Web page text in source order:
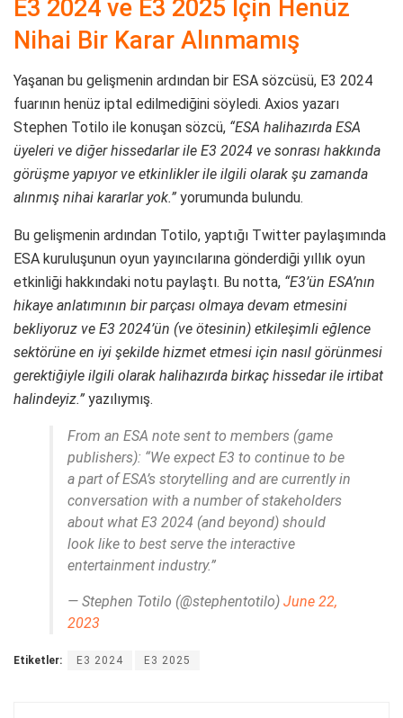
E3 2024 ve E3 2025 İçin Henüz
Nihai Bir Karar Alınmamış
Yaşanan bu gelişmenin ardından bir ESA sözcüsü, E3 2024
fuarının henüz iptal edilmediğini söyledi. Axios yazarı
Stephen Totilo ile konuşan sözcü, “ESA halihazırda ESA
üyeleri ve diğer hissedarlar ile E3 2024 ve sonrası hakkında
görüşme yapıyor ve etkinlikler ile ilgili olarak şu zamanda
alınmış nihai kararlar yok.” yorumunda bulundu.
Bu gelişmenin ardından Totilo, yaptığı Twitter paylaşımında
ESA kuruluşunun oyun yayıncılarına gönderdiği yıllık oyun
etkinliği hakkındaki notu paylaştı. Bu notta, “E3’ün ESA’nın
hikaye anlatımının bir parçası olmaya devam etmesini
bekliyoruz ve E3 2024’ün (ve ötesinin) etkileşimli eğlence
sektörüne en iyi şekilde hizmet etmesi için nasıl görünmesi
gerektiğiyle ilgili olarak halihazırda birkaç hissedar ile irtibat
halindeyiz.” yazılıymış.
From an ESA note sent to members (game
publishers): “We expect E3 to continue to be
a part of ESA’s storytelling and are currently in
conversation with a number of stakeholders
about what E3 2024 (and beyond) should
look like to best serve the interactive
entertainment industry.”
— Stephen Totilo (@stephentotilo) June 22,
2023
Etiketler: E3 2024 E3 2025